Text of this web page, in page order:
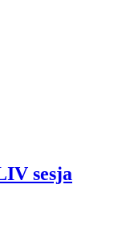
sesja